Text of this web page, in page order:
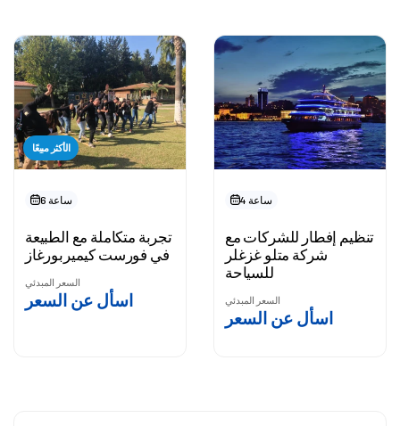
الأكثر مبيعًا
6 ساعة
تجربة متكاملة مع الطبيعة
في فورست كيميربورغاز
السعر المبدئي
اسأل عن السعر
4 ساعة
تنظيم إفطار للشركات مع
شركة متلو غزغلر
للسياحة
السعر المبدئي
اسأل عن السعر